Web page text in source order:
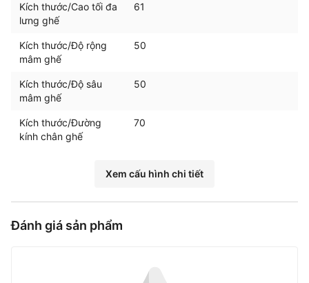
Kích thước/Cao tối đa
lưng ghế
61
Kích thước/Độ rộng
mâm ghế
50
Kích thước/Độ sâu
mâm ghế
50
Kích thước/Đường
kính chân ghế
70
Xem cấu hình chi tiết
Đánh giá sản phẩm